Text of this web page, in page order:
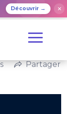
Découvrir → ✕
Partager